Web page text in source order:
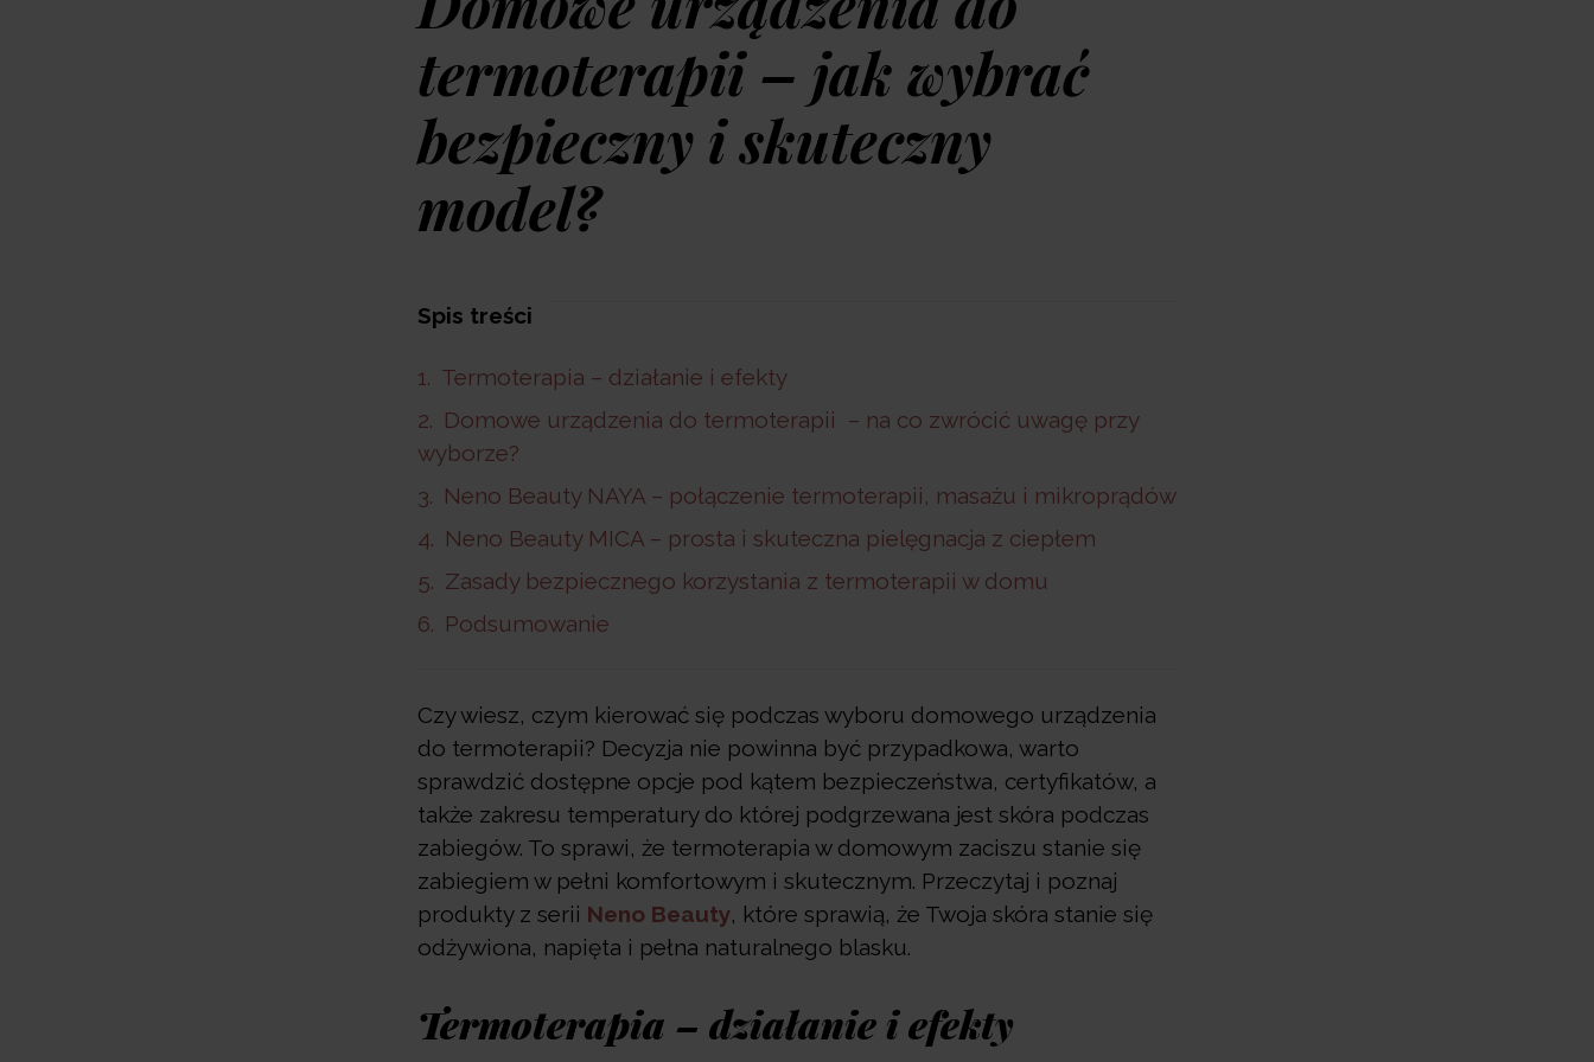
termoterapii – jak wybrać
bezpieczny i skuteczny
model?
Spis treści
Termoterapia – działanie i efekty
Domowe urządzenia do termoterapii – na co zwrócić uwagę przy
wyborze?
Neno Beauty NAYA – połączenie termoterapii, masażu i mikroprądów
Neno Beauty MICA – prosta i skuteczna pielęgnacja z ciepłem
Zasady bezpiecznego korzystania z termoterapii w domu
Podsumowanie
Czy wiesz, czym kierować się podczas wyboru domowego urządzenia
do termoterapii? Decyzja nie powinna być przypadkowa, warto
sprawdzić dostępne opcje pod kątem bezpieczeństwa, certyfikatów, a
także zakresu temperatury do której podgrzewana jest skóra podczas
zabiegów. To sprawi, że termoterapia w domowym zaciszu stanie się
zabiegiem w pełni komfortowym i skutecznym. Przeczytaj i poznaj
produkty z serii Neno Beauty, które sprawią, że Twoja skóra stanie się
odżywiona, napięta i pełna naturalnego blasku.
Termoterapia – działanie i efekty